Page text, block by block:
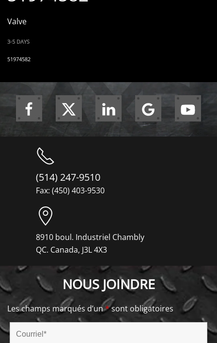
Valve
3-5 DAYS
51974582
(514) 247-9510
Fax: (450) 403-9530
8910 boul. Industriel Chambly
QC. Canada, J3L 4X3
NOUS JOINDRE
Les champs marqués d’un*sont obligatoires